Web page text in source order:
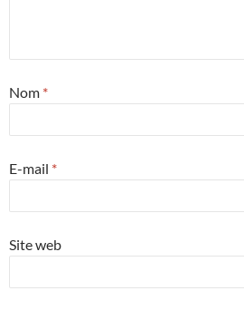
Nom *
E-mail *
Site web